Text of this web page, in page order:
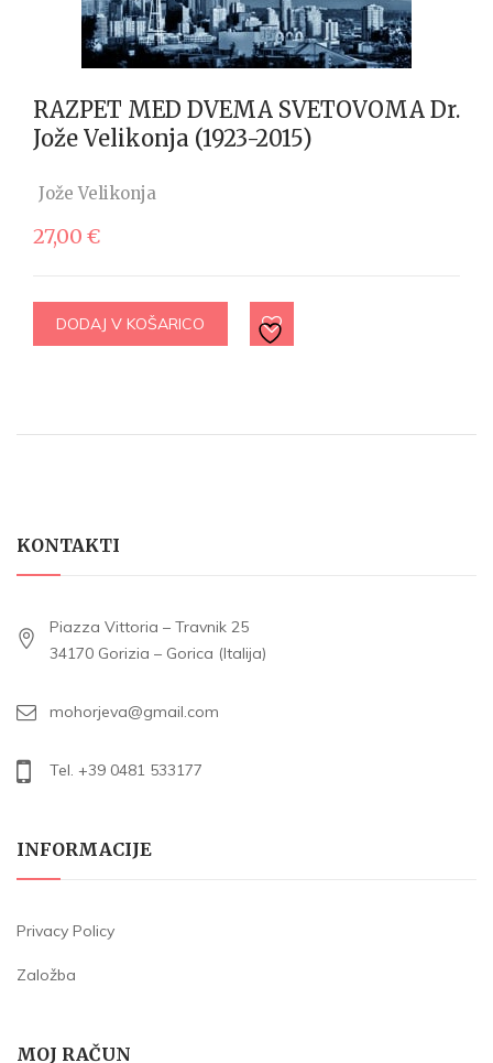
RAZPET MED DVEMA SVETOVOMA Dr.
Jože Velikonja (1923-2015)
Jože Velikonja
27,00 €
DODAJ V KOŠARICO
KONTAKTI
Piazza Vittoria – Travnik 25
34170 Gorizia – Gorica (Italija)
mohorjeva@gmail.com
Tel. +39 0481 533177
INFORMACIJE
Privacy Policy
Založba
MOJ RAČUN